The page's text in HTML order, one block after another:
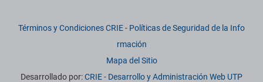
Términos y Condiciones CRIE- Políticas de Seguridad de la Info
rmación
Mapa del Sitio
Desarrollado por:CRIE - Desarrollo y Administración Web UTP